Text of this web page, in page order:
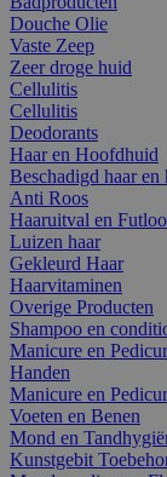
Douche Olie
Vaste Zeep
Zeer droge huid
Cellulitis
Cellulitis
Deodorants
Haar en Hoofdhuid
Beschadigd haar
Anti Roos
Haaruitval en
Luizen haar
Gekleurd Haar
Haarvitaminen
Overige Producten
Shampoo en
Manicure en
Handen
Manicure en
Voeten en Benen
Mond en
Kunstgebit